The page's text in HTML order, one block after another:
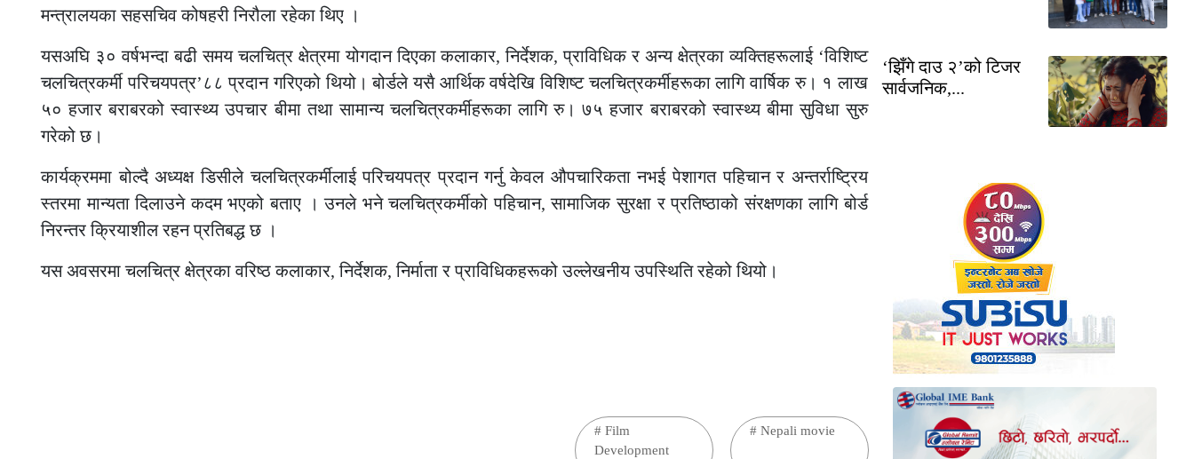
मन्त्रालयका सहसचिव कोषहरी निरौला रहेका थिए ।
यसअघि ३० वर्षभन्दा बढी समय चलचित्र क्षेत्रमा योगदान दिएका कलाकार, निर्देशक, प्राविधिक र अन्य क्षेत्रका व्यक्तिहरूलाई ‘विशिष्ट
चलचित्रकर्मी परिचयपत्र’८८ प्रदान गरिएको थियो। बोर्डले यसै आर्थिक वर्षदेखि विशिष्ट चलचित्रकर्मीहरूका लागि वार्षिक रु। १ लाख
५० हजार बराबरको स्वास्थ्य उपचार बीमा तथा सामान्य चलचित्रकर्मीहरूका लागि रु। ७५ हजार बराबरको स्वास्थ्य बीमा सुविधा सुरु
गरेको छ।
कार्यक्रममा बोल्दै अध्यक्ष डिसीले चलचित्रकर्मीलाई परिचयपत्र प्रदान गर्नु केवल औपचारिकता नभई पेशागत पहिचान र अन्तर्राष्ट्रिय
स्तरमा मान्यता दिलाउने कदम भएको बताए । उनले भने चलचित्रकर्मीको पहिचान, सामाजिक सुरक्षा र प्रतिष्ठाको संरक्षणका लागि बोर्ड
निरन्तर क्रियाशील रहन प्रतिबद्ध छ ।
यस अवसरमा चलचित्र क्षेत्रका वरिष्ठ कलाकार, निर्देशक, निर्माता र प्राविधिकहरूको उल्लेखनीय उपस्थिति रहेको थियो।
# Film
Development
# Nepali movie
‘झिँगे दाउ २’को टिजर
सार्वजनिक,...